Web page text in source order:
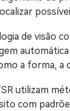
de visão
a forma, a
utilizam
com